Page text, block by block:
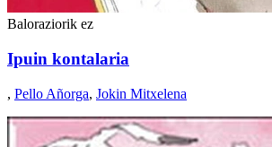
Baloraziorik ez
Ipuin kontalaria
, Pello Añorga, Jokin Mitxelena